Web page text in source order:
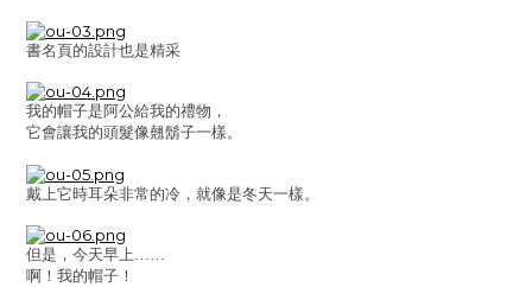
書名頁的設計也是精采
我的帽子是阿公給我的禮物，
它會讓我的頭髮像翹鬍子一樣。
戴上它時耳朵非常的冷，就像是冬天一樣。
但是，今天早上……
啊！我的帽子！